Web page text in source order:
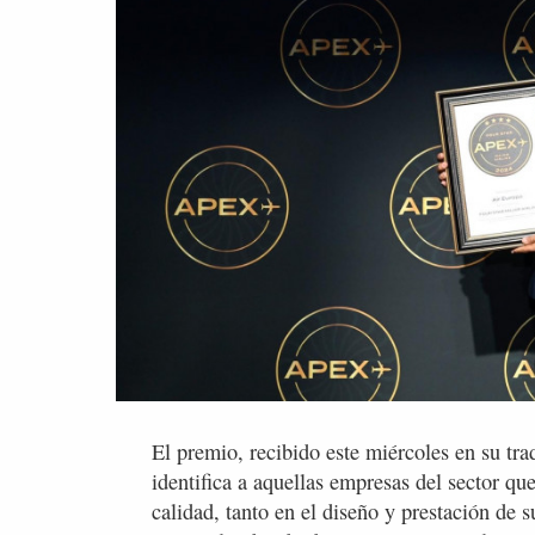
El premio, recibido este miércoles en su
identifica a aquellas empresas del sector
calidad, tanto en el diseño y prestación de